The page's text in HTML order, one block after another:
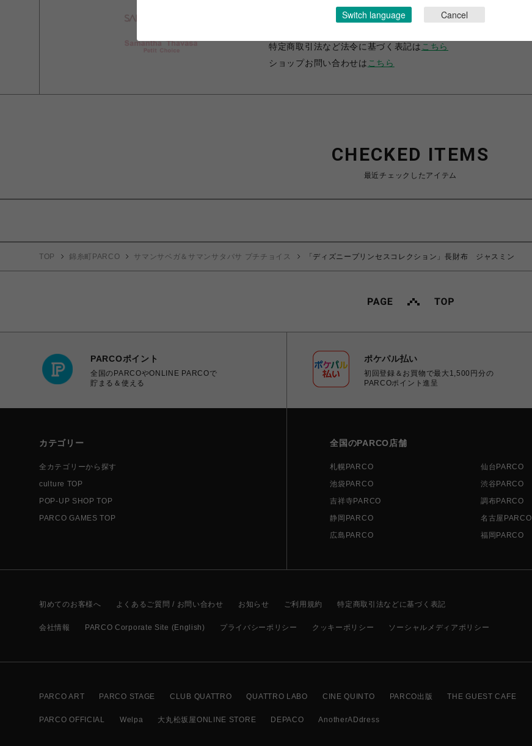
サマンサベガ＆サマンサタバサ プチチョイス
錦糸町PARCO
特定商取引法など法令に基づく表記は こちら
ショップお問い合わせは こちら
CHECKED ITEMS
最近チェックしたアイテム
TOP 錦糸町PARCO サマンサベガ＆サマンサタバサ プチチョイス 「ディズニープリンセスコレクション」長財布 ジャスミン
PARCOポイント
全国のPARCOやONLINE PARCOで
貯まる＆使える
ポケパル払い
初回登録＆お買物で最大1,500円分の
PARCOポイント進呈
カテゴリー
全カテゴリーから探す
culture TOP
POP-UP SHOP TOP
PARCO GAMES TOP
全国のPARCO店舗
札幌PARCO 仙台PARCO
池袋PARCO
渋谷PARCO
吉祥寺PARCO
調布PARCO
静岡PARCO
名古屋PARCO
広島PARCO
福岡PARCO
初めてのお客様へ よくあるご質問 / お問い合わせ お知らせ ご利用規約 特定商取引法などに基づく表記
会社情報 PARCO Corporate Site (English) プライバシーポリシー クッキーポリシー ソーシャルメディアポリシー
PARCO ART PARCO STAGE CLUB QUATTRO QUATTRO LABO CINE QUINTO PARCO出版 THE GUEST CAFE
PARCO OFFICIAL Welpa 大丸松坂屋ONLINE STORE DEPACO AnotherADdress
Switch language Cancel